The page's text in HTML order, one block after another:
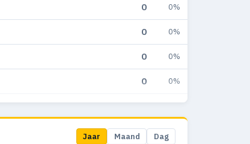
0 0%
0 0%
0 0%
0 0%
0 0%
0 0%
Jaar Maand Dag